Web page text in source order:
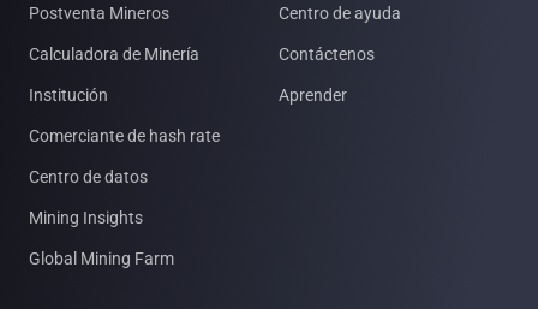
Postventa Mineros
Calculadora de Minería
Institución
Comerciante de hash rate
Centro de datos
Mining Insights
Global Mining Farm
Centro de ayuda
Contáctenos
Aprender